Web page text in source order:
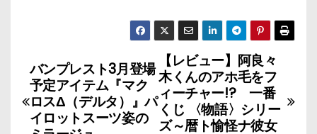
投
稿
ナ
【レビュー】阿良々
木くんのアホ毛をフ
ィーチャー!? 一番
くじ 〈物語〉シリー
ズ～暦ト愉怪ナ彼女
バンプレスト3月登場
予定アイテム『マク
ロスΔ（デルタ）』パ
イロットスーツ姿の